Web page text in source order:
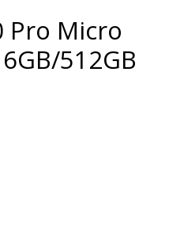
Pro Micro
512GB